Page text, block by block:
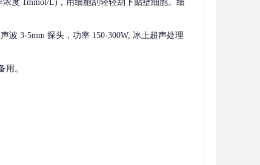
度 1mmol/L)，用细胞刮轻轻刮下贴壁细胞。细
波 3-5mm 探头，功率 150-300W, 冰上超声处理
用。